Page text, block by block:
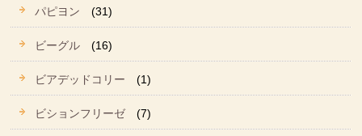
パピヨン (31)
ビーグル (16)
ビアデッドコリー (1)
ビションフリーゼ (7)